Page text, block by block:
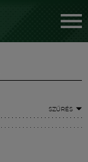
SZŰRÉS